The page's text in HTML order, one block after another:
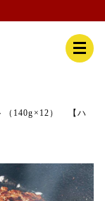
（140g×12） 【ハ